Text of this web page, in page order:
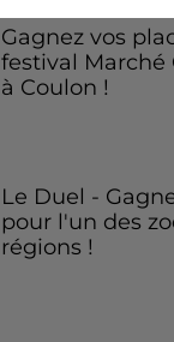
Gagnez vos
festival Marché
à Coulon !
Le Duel -
pour l'un des
régions !